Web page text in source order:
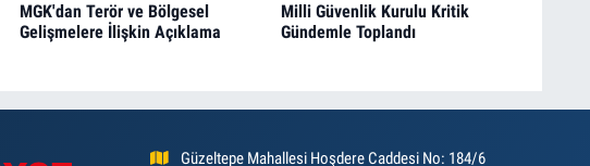
MGK'dan Terör ve Bölgesel
Gelişmelere İlişkin Açıklama
Milli Güvenlik Kurulu Kritik
Gündemle Toplandı
Güzeltepe Mahallesi Hoşdere Caddesi No: 184/6